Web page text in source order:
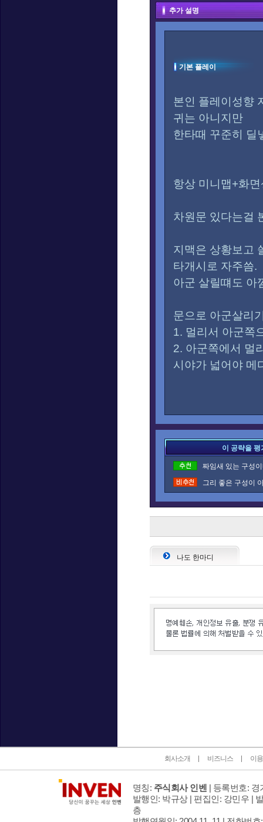
추가 설명
기본 플레이
본인 플레이성향
귀는 아니지만
한타때 꾸준히 딜
항상 미니맵+화
차원문 있다는걸
지맥은 상황보고
타개시로 자주씀.
아군 살릴떄도 아
문으로 아군살리
1. 멀리서 아군쪽
2. 아군쪽에서 멀
시야가 넓어야 메
이 공략을
짜임새 있는 구성
그리 좋은 구성이
나도 한마디
회사소개 비즈니스 이
명칭: 주식회사 인벤 | 등록번호: 경
발행인: 박규상 | 편집인: 강민우 |
층